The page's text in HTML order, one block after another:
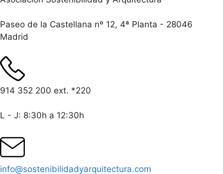
Paseo de la Castellana nº 12, 4ª Planta - 28046
Madrid
914 352 200 ext. *220
L - J: 8:30h a 12:30h
info@sostenibilidadyarquitectura.com